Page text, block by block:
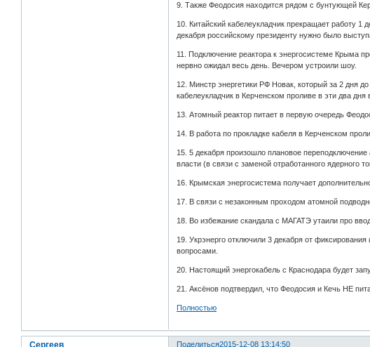
9. Также Феодосия находится рядом с бунтующей
10. Китайский кабелеукладчик прекращает работу
декабря российскому президенту нужно было
11. Подключение реактора к энергосистеме Крыма
нервно ожидал весь день. Вечером устроили шоу.
12. Минстр энергетики РФ Новак, который за 2 дня
кабелеукладчик в Керченском проливе в эти два
13. Атомный реактор питает в первую очередь
14. В работа по прокладке кабеля в Керченском
15. 5 декабря произошло плановое
власти (в связи с заменой отработанного ядерного
16. Крымская энергосистема получает
17. В связи с незаконным проходом атомной
18. Во избежание скандала с МАГАТЭ утаили про
19. Укрэнерго отключили 3 декабря от
вопросами.
20. Настоящий энергокабель с Краснодара будет
21. Аксёнов подтвердил, что Феодосия и Кечь НЕ
Полностью
Поделиться2015-12-08 13:14:50
Сергеев